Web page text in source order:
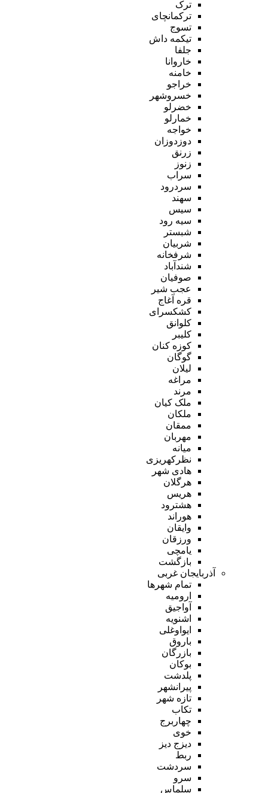
ترک
ترکمانچای
تسوج
تیکمه داش
جلفا
خاروانا
خامنه
خراجو
خسروشهر
خضرلو
خمارلو
خواجه
دوزدوزان
زرنق
زنوز
سراب
سردرود
سهند
سیس
سیه رود
شبستر
شربیان
شرفخانه
شندآباد
صوفیان
عجب شیر
قره آغاج
کشکسرای
کلوانق
کلیبر
کوزه کنان
گوگان
لیلان
مراغه
مرند
ملک کیان
ملکان
ممقان
مهربان
میانه
نظرکهریزی
هادی شهر
هرگلان
هریس
هشترود
هوراند
وایقان
ورزقان
یامچی
بازگشت
آذربایجان غربی
تمام شهر‌ها
ارومیه
آواجیق
اشنویه
ایواوغلی
باروق
بازرگان
بوکان
پلدشت
پیرانشهر
تازه شهر
تکاب
چهاربرج
خوی
دیزج دیز
ربط
سردشت
سرو
سلماس